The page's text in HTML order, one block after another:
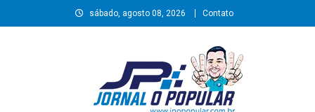
to
sábado, agosto 08, 2026 Contato